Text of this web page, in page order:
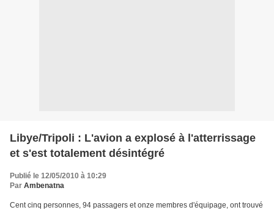
Libye/Tripoli : L'avion a explosé à l'atterrissage
et s'est totalement désintégré
Publié le 12/05/2010 à 10:29
Par Ambenatna
Cent cinq personnes, 94 passagers et onze membres d'équipage, ont trouvé